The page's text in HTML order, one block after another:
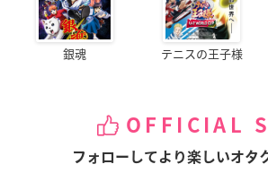
銀魂 テニスの王子様
OFFICIAL
フォローしてより楽しいオタ